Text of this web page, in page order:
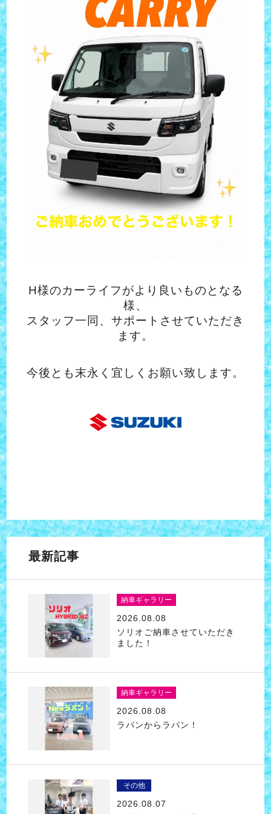
H様のカーライフがより良いものとなる
様、
スタッフ一同、サポートさせていただき
ます。
今後とも末永く宜しくお願い致します。
最新記事
納車ギャラリー
2026.08.08
ソリオご納車させていただき
ました！
納車ギャラリー
2026.08.08
ラパンからラパン！
その他
2026.08.07